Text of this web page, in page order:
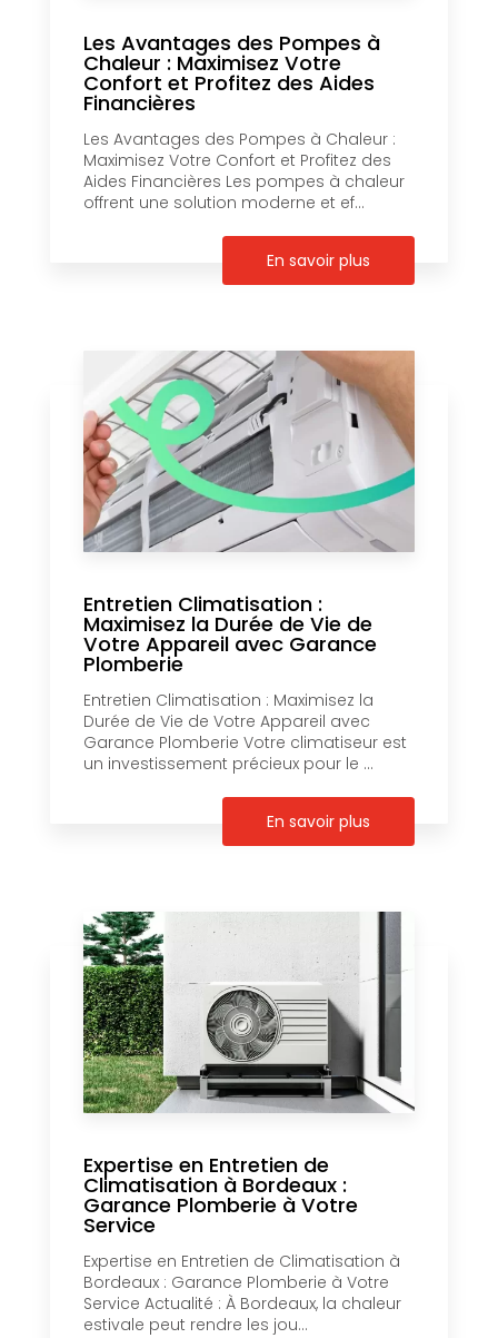
Les Avantages des Pompes à
Chaleur : Maximisez Votre
Confort et Profitez des Aides
Financières
Les Avantages des Pompes à Chaleur :
Maximisez Votre Confort et Profitez des
Aides Financières Les pompes à chaleur
offrent une solution moderne et ef...
En savoir plus
Entretien Climatisation :
Maximisez la Durée de Vie de
Votre Appareil avec Garance
Plomberie
Entretien Climatisation : Maximisez la
Durée de Vie de Votre Appareil avec
Garance Plomberie Votre climatiseur est
un investissement précieux pour le ...
En savoir plus
Expertise en Entretien de
Climatisation à Bordeaux :
Garance Plomberie à Votre
Service
Expertise en Entretien de Climatisation à
Bordeaux : Garance Plomberie à Votre
Service Actualité : À Bordeaux, la chaleur
estivale peut rendre les jou...